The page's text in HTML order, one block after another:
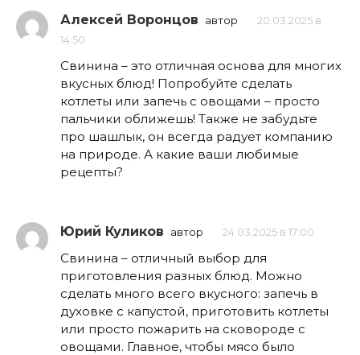
Алексей Воронцов автор
20.03.2025 в
14:50
Свинина – это отличная основа для многих
вкусных блюд! Попробуйте сделать
котлеты или запечь с овощами – просто
пальчики оближешь! Также не забудьте
про шашлык, он всегда радует компанию
на природе. А какие ваши любимые
рецепты?
Юрий Куликов автор 24.03.2025 в 17:00
Свинина – отличный выбор для
приготовления разных блюд. Можно
сделать много всего вкусного: запечь в
духовке с капустой, приготовить котлеты
или просто пожарить на сковороде с
овощами. Главное, чтобы мясо было